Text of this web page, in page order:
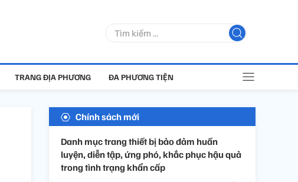
TRANG ĐỊA PHƯƠNG ĐA PHƯƠNG TIỆN
Chính sách mới
Danh mục trang thiết bị bảo đảm huấn
luyện, diễn tập, ứng phó, khắc phục hậu quả
trong tình trạng khẩn cấp